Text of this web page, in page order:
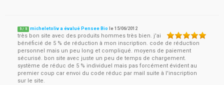
5 / 5 micheletoliv a évalué Pensee Bio le15/06/2012
très bon site avec des produits hommes très bien. j'ai
bénéficié de 5 % de réduction à mon inscription. code de réduction
personnel mais un peu long et compliqué. moyens de paiement
sécurisé. bon site avec juste un peu de temps de chargement.
système de réduc de 5 % individuel mais pas forcément évident au
premier coup car envoi du code réduc par mail suite à l'inscription
sur le site.